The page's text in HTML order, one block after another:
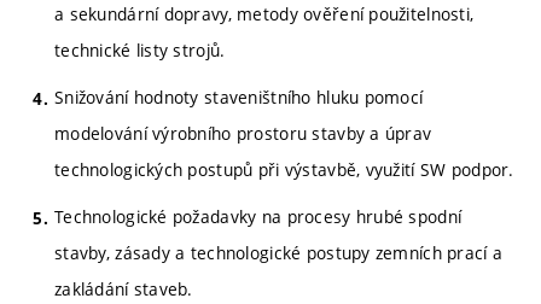
a sekundární dopravy, metody ověření použitelnosti,
technické listy strojů.
Snižování hodnoty staveništního hluku pomocí
modelování výrobního prostoru stavby a úprav
technologických postupů při výstavbě, využití SW podpor.
Technologické požadavky na procesy hrubé spodní
stavby, zásady a technologické postupy zemních prací a
zakládání staveb.